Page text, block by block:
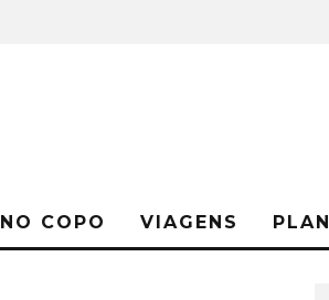
NO COPO VIAGENS